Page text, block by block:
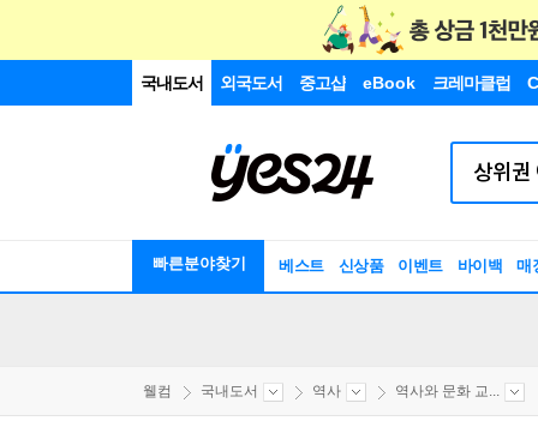
국내도서 외국도서 중고샵 eBook 크레마클럽
빠른분야찾기 베스트 신상품 이벤트 바이백 매
웰컴 국내도서 역사 역사와 문화 교...